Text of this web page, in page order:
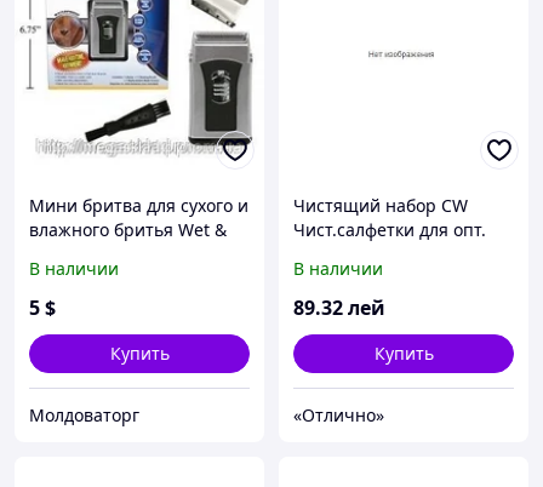
Мини бритва для сухого и
влажного бритья Wet &
В наличии
5$
Купить
Молдоваторг
Чистящий набор CW
Чист.cалфетки для опт.
В наличии
89.32лей
Купить
«Отлично»